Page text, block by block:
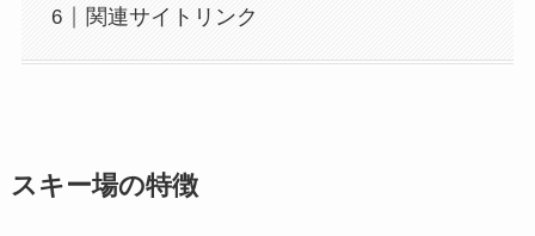
関連サイトリンク
スキー場の特徴